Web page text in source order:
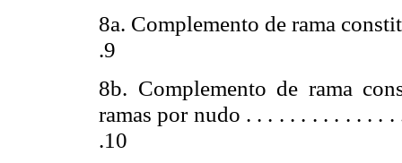
8a. Complemento de rama
.9
8b. Complemento de rama
ramas por nudo . . . . . . . . . . . . .
.10